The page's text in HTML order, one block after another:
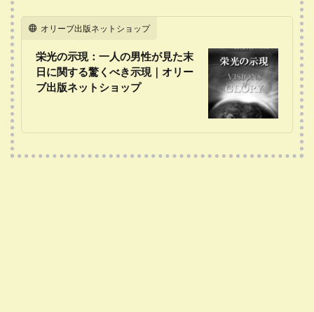
オリーブ出版ネットショップ
栄光の示現：一人の男性が見た末
日に関する驚くべき示現｜オリー
ブ出版ネットショップ